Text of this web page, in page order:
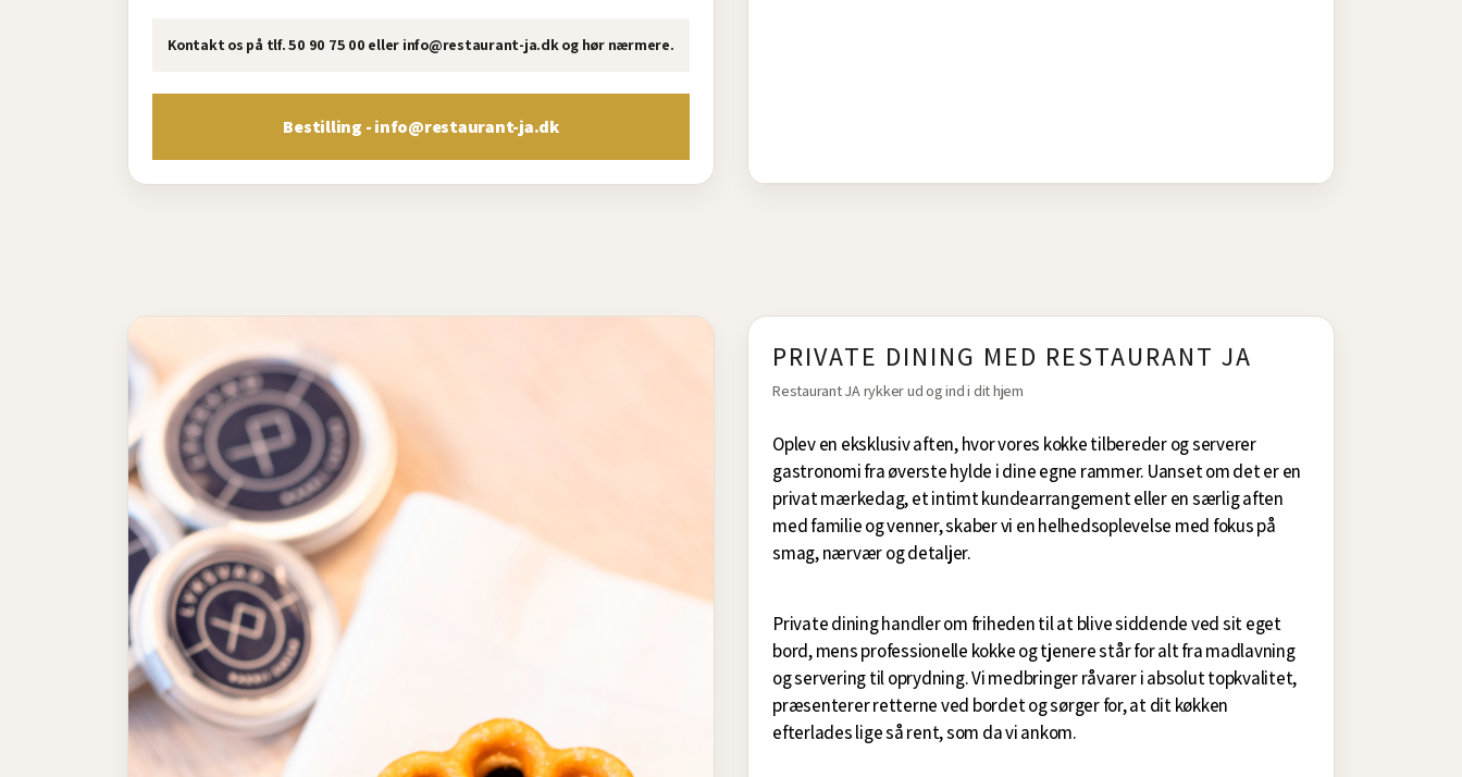
Kontakt os på tlf. 50 90 75 00 eller info@restaurant-ja.dk og hør nærmere.
Bestilling - info@restaurant-ja.dk
PRIVATE DINING MED RESTAURANT JA
Restaurant JA rykker ud og ind i dit hjem
Oplev en eksklusiv aften, hvor vores kokke tilbereder og serverer
gastronomi fra øverste hylde i dine egne rammer. Uanset om det er en
privat mærkedag, et intimt kundearrangement eller en særlig aften
med familie og venner, skaber vi en helhedsoplevelse med fokus på
smag, nærvær og detaljer.
Private dining handler om friheden til at blive siddende ved sit eget
bord, mens professionelle kokke og tjenere står for alt fra madlavning
og servering til oprydning. Vi medbringer råvarer i absolut topkvalitet,
præsenterer retterne ved bordet og sørger for, at dit køkken
efterlades lige så rent, som da vi ankom.